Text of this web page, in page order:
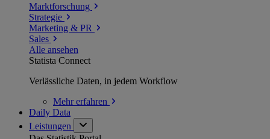
Marktforschung
Strategie
Marketing & PR
Sales
Alle ansehen
Statista Connect
Verlässliche Daten, in jedem Workflow
Mehrerfahren
Daily Data
Leistungen